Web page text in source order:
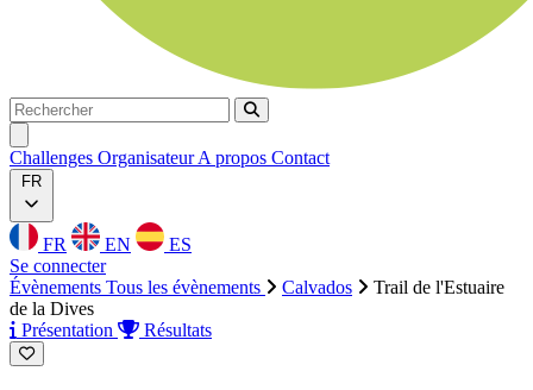
Rechercher
Rechercher
Challenges OrganisateurA propos Contact
FR
FR EN
ES
Se connecter
Évènements Tous les évènements Calvados
Trail de l'Estuaire
de la Dives
Présentation
Résultats